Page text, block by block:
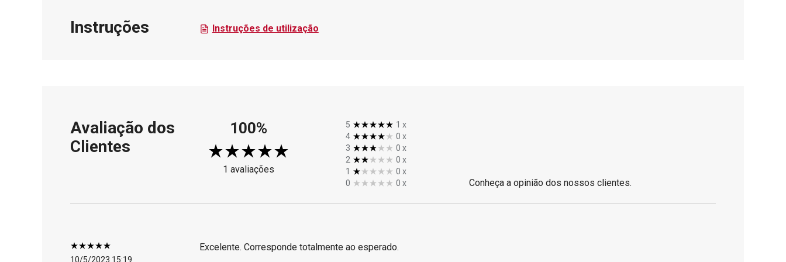
Instruções Instruções de utilização
Avaliação dos
Clientes
100%
1 avaliações
5 1 x
4
0 x
3
0 x
2
0 x
1
0 x
0
0 x Conheça a opinião dos nossos clientes.
10/5/2023 15:19
Excelente. Corresponde totalmente ao esperado.